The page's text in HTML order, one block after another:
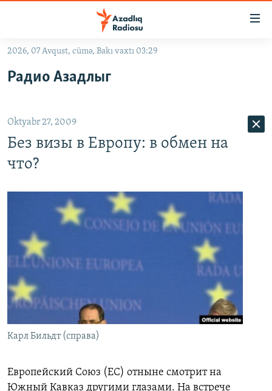
Əsas
qayıt
qayıt
Axtarışa
#İZAHLA
#ƏSLINDƏ
MULTIMEDIA
VIDEO
FOTOQALEREYA
İNFOQRAFIKA
KARIKATURA
RADIO ARXIV
OXU ZALI
AZƏRBAYCAN ƏDƏBIYYATI KITABXANASI
İSLAM VƏ DEMOKRATIYA
HAQQIMIZDA
MISSIYAMIZ
PEŞƏ ETIKASI VƏ JURNALISTIKA STANDARTLARIMIZ
BIZIMLƏ ƏLAQƏ
BIZI IZLƏ
2026, 07 Avqust, cümə, Bakı vaxtı 03:29
Радио Азадлыг
Oktyabr 27, 2009
Без визы в Европу: в обмен на
что?
Карл Бильдт (справа)
Европейский Союз (ЕС) отныне смотрит на
Южный Кавказ другими глазами. На встрече